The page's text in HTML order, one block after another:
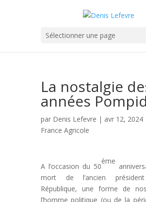
Sélectionner une page
La nostalgie
années
par Denis Lefevre | avr 12, 2024
France Agricole
A l’occasion du 50
ème
mort de l’ancien
République, une forme de
l’homme politique (ou de la